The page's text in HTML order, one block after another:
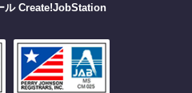
ル Create!JobStation